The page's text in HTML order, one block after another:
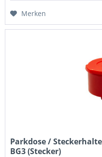
Merken
Parkdose /
BG3 (Stecker)